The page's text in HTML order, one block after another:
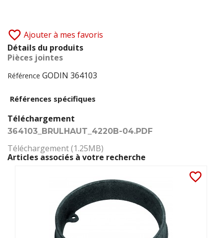
favorite_border Ajouter à mes favoris
Détails du produits
Pièces jointes
Référence GODIN 364103
Références spécifiques
Téléchargement
364103_BRULHAUT_4220B-04.PDF
Téléchargement (1.25MB)
Articles associés à votre recherche
favorite_border